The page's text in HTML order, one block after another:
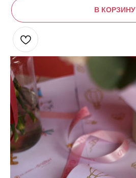
В КОРЗИНУ